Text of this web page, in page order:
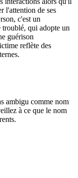
l'attention de ses
c'est un
troublé, qui adopte un
guérison
reflète des
ambigu comme nom
à ce que le nom